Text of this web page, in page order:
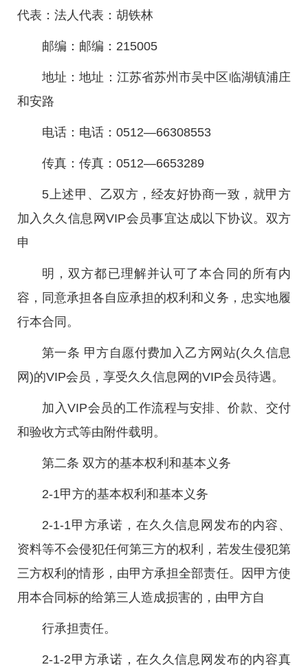
代表：法人代表：胡铁林
邮编：邮编：215005
地址：地址：江苏省苏州市吴中区临湖镇浦庄
和安路
电话：电话：0512—66308553
传真：传真：0512—6653289
5上述甲、乙双方，经友好协商一致，就甲方
加入久久信息网VIP会员事宜达成以下协议。双方
申
明，双方都已理解并认可了本合同的所有内
容，同意承担各自应承担的权利和义务，忠实地履
行本合同。
第一条 甲方自愿付费加入乙方网站(久久信息
网)的VIP会员，享受久久信息网的VIP会员待遇。
加入VIP会员的工作流程与安排、价款、交付
和验收方式等由附件载明。
第二条 双方的基本权利和基本义务
2-1甲方的基本权利和基本义务
2-1-1甲方承诺，在久久信息网发布的内容、
资料等不会侵犯任何第三方的权利，若发生侵犯第
三方权利的情形，由甲方承担全部责任。因甲方使
用本合同标的给第三人造成损害的，由甲方自
行承担责任。
2-1-2甲方承诺，在久久信息网发布的内容真